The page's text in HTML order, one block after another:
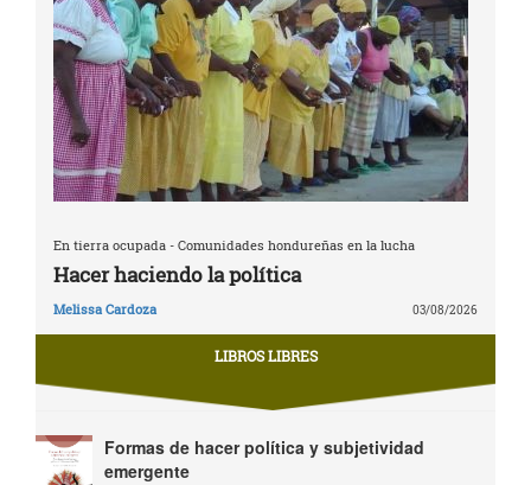
En tierra ocupada - Comunidades hondureñas en la lucha
Hacer haciendo la política
Melissa Cardoza 03/08/2026
LIBROS LIBRES
Formas de hacer política y subjetividad
emergente